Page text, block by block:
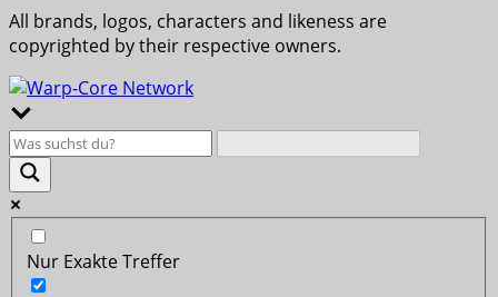
All brands, logos, characters and likeness are
copyrighted by their respective owners.
Nur Exakte Treffer